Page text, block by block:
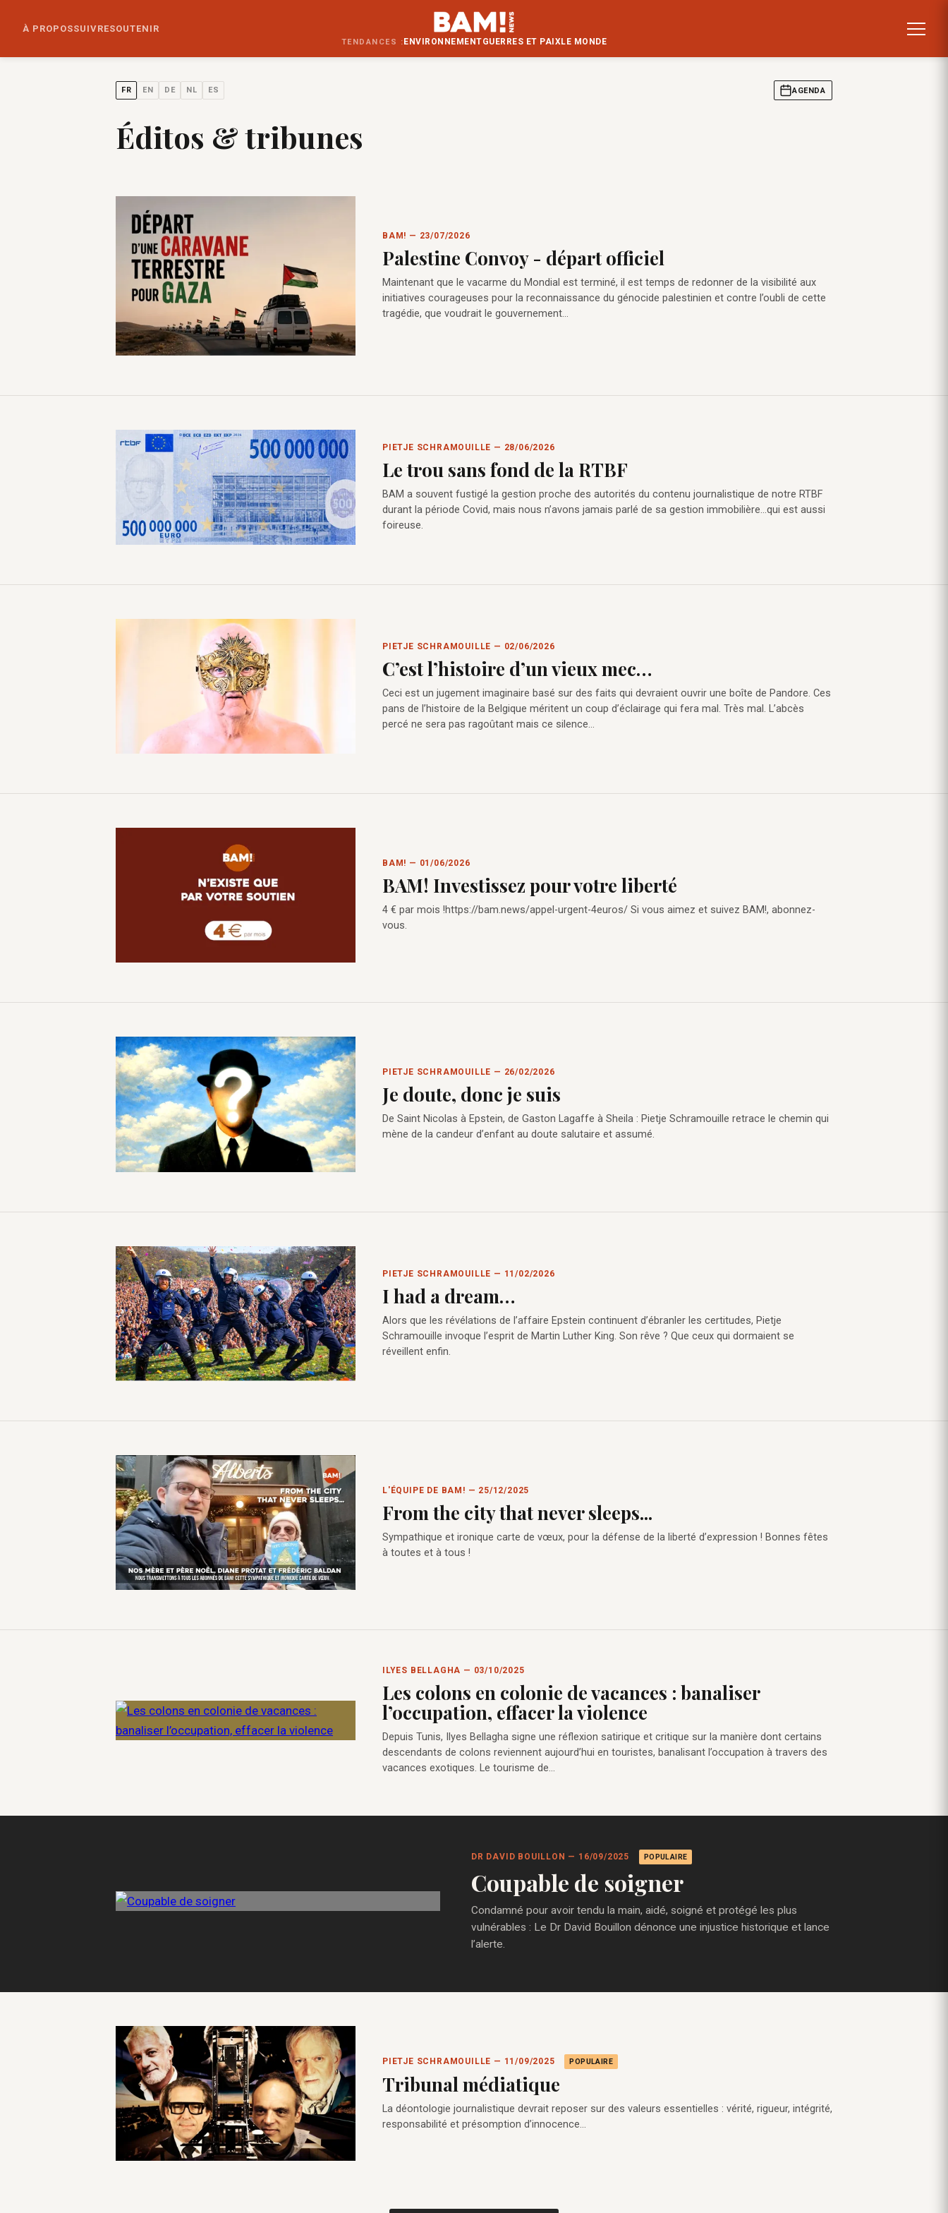
À PROPOSSUIVRESOUTENIR
TENDANCES : ENVIRONNEMENTGUERRES ET PAIXLE MONDE
FR EN DE NL ES AGENDA
Éditos & tribunes
BAM! — 23/07/2026
Palestine Convoy - départ officiel
Maintenant que le vacarme du Mondial est terminé, il est temps de redonner de la visibilité aux
initiatives courageuses pour la reconnaissance du génocide palestinien et contre l’oubli de cette
tragédie, que voudrait le gouvernement…
PIETJE SCHRAMOUILLE — 28/06/2026
Le trou sans fond de la RTBF
BAM a souvent fustigé la gestion proche des autorités du contenu journalistique de notre RTBF
durant la période Covid, mais nous n’avons jamais parlé de sa gestion immobilière…qui est aussi
foireuse.
PIETJE SCHRAMOUILLE — 02/06/2026
C’est l’histoire d’un vieux mec…
Ceci est un jugement imaginaire basé sur des faits qui devraient ouvrir une boîte de Pandore. Ces
pans de l’histoire de la Belgique méritent un coup d’éclairage qui fera mal. Très mal. L’abcès
percé ne sera pas ragoûtant mais ce silence…
BAM! — 01/06/2026
BAM! Investissez pour votre liberté
4 € par mois !https://bam.news/appel-urgent-4euros/ Si vous aimez et suivez BAM!, abonnez-
vous.
PIETJE SCHRAMOUILLE — 26/02/2026
Je doute, donc je suis
De Saint Nicolas à Epstein, de Gaston Lagaffe à Sheila : Pietje Schramouille retrace le chemin qui
mène de la candeur d’enfant au doute salutaire et assumé.
PIETJE SCHRAMOUILLE — 11/02/2026
I had a dream…
Alors que les révélations de l’affaire Epstein continuent d’ébranler les certitudes, Pietje
Schramouille invoque l’esprit de Martin Luther King. Son rêve ? Que ceux qui dormaient se
réveillent enfin.
L'ÉQUIPE DE BAM! — 25/12/2025
From the city that never sleeps...
Sympathique et ironique carte de vœux, pour la défense de la liberté d’expression ! Bonnes fêtes
à toutes et à tous !
ILYES BELLAGHA — 03/10/2025
Les colons en colonie de vacances : banaliser
l’occupation, effacer la violence
Depuis Tunis, Ilyes Bellagha signe une réflexion satirique et critique sur la manière dont certains
descendants de colons reviennent aujourd’hui en touristes, banalisant l’occupation à travers des
vacances exotiques. Le tourisme de…
DR DAVID BOUILLON — 16/09/2025 POPULAIRE
Coupable de soigner
Condamné pour avoir tendu la main, aidé, soigné et protégé les plus
vulnérables : Le Dr David Bouillon dénonce une injustice historique et lance
l’alerte.
PIETJE SCHRAMOUILLE — 11/09/2025 POPULAIRE
Tribunal médiatique
La déontologie journalistique devrait reposer sur des valeurs essentielles : vérité, rigueur, intégrité,
responsabilité et présomption d’innocence…